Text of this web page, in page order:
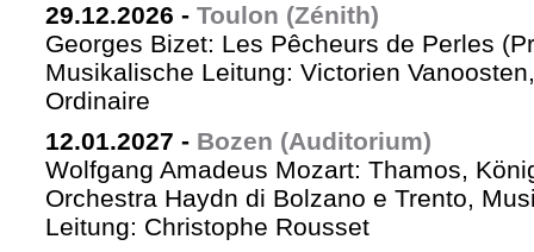
29.12.2026 - Toulon (Zénith)
Georges Bizet: Les Pêcheurs de Perles
Musikalische Leitung: Victorien
Ordinaire
12.01.2027 - Bozen (Auditorium)
Wolfgang Amadeus Mozart: Thamos,
Orchestra Haydn di Bolzano e Trento,
Leitung: Christophe Rousset